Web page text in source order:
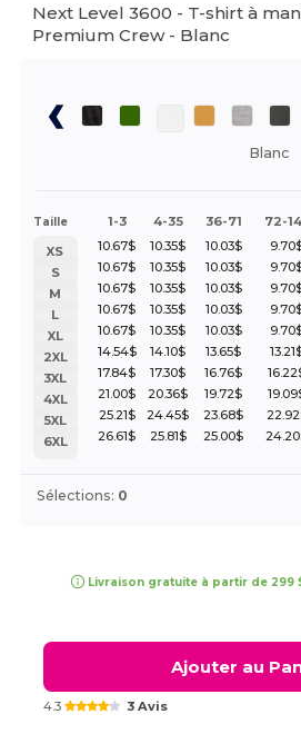
Next Level 3600 - T-shirt à
Premium Crew - Blanc
Blanc
Taille 1-3 4-35 36-71 72-
XS 10.67$ 10.35$ 10.03$ 9.70
S
10.67$ 10.35$ 10.03$ 9.70
M
10.67$ 10.35$ 10.03$ 9.70
L
10.67$ 10.35$ 10.03$ 9.70
XL
10.67$ 10.35$ 10.03$ 9.70
2XL
14.54$ 14.10$ 13.65$ 13.21
3XL
17.84$ 17.30$ 16.76$ 16.22
4XL
21.00$ 20.36$ 19.72$ 19.09
5XL
25.21$ 24.45$ 23.68$ 22.92
6XL
26.61$ 25.81$ 25.00$ 24.20
Sélections: 0
Livraison gratuite à partir de 299
Ajouter au
4.3 3 Avis